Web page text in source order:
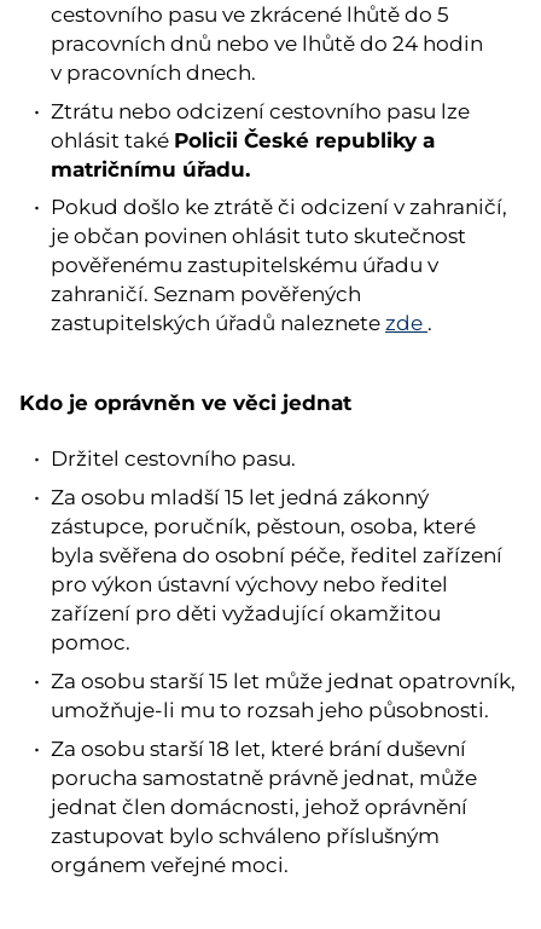
cestovního pasu ve zkrácené lhůtě do 5
pracovních dnů nebo ve lhůtě do 24 hodin
v pracovních dnech.
Ztrátu nebo odcizení cestovního pasu lze
ohlásit také Policii České republiky a
matričnímu úřadu.
Pokud došlo ke ztrátě či odcizení v zahraničí,
je občan povinen ohlásit tuto skutečnost
pověřenému zastupitelskému úřadu v
zahraničí. Seznam pověřených
zastupitelských úřadů naleznete zde .
Kdo je oprávněn ve věci jednat
Držitel cestovního pasu.
Za osobu mladší 15 let jedná zákonný
zástupce, poručník, pěstoun, osoba, které
byla svěřena do osobní péče, ředitel zařízení
pro výkon ústavní výchovy nebo ředitel
zařízení pro děti vyžadující okamžitou
pomoc.
Za osobu starší 15 let může jednat opatrovník,
umožňuje-li mu to rozsah jeho působnosti.
Za osobu starší 18 let, které brání duševní
porucha samostatně právně jednat, může
jednat člen domácnosti, jehož oprávnění
zastupovat bylo schváleno příslušným
orgánem veřejné moci.